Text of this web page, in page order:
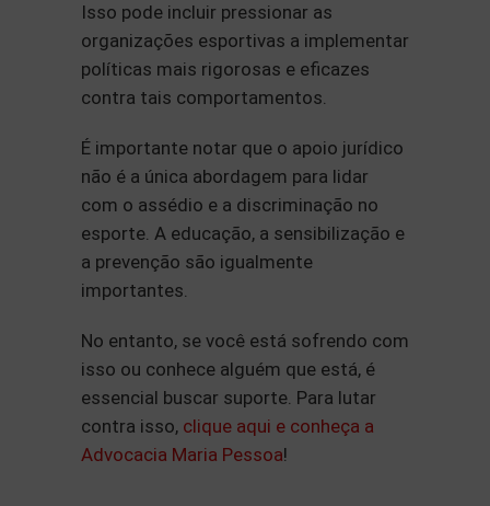
Isso pode incluir pressionar as
organizações esportivas a implementar
políticas mais rigorosas e eficazes
contra tais comportamentos.
É importante notar que o apoio jurídico
não é a única abordagem para lidar
com o assédio e a discriminação no
esporte. A educação, a sensibilização e
a prevenção são igualmente
importantes.
No entanto, se você está sofrendo com
isso ou conhece alguém que está, é
essencial buscar suporte. Para lutar
contra isso, clique aqui e conheça a
Advocacia Maria Pessoa!